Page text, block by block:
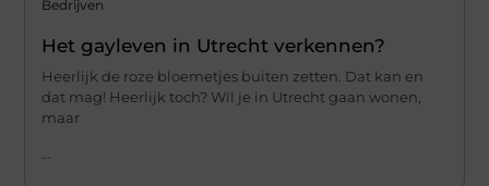
Bedrijven
Het gayleven in Utrecht verkennen?
Heerlijk de roze bloemetjes buiten zetten. Dat kan en
dat mag! Heerlijk toch? Wil je in Utrecht gaan wonen,
maar
...